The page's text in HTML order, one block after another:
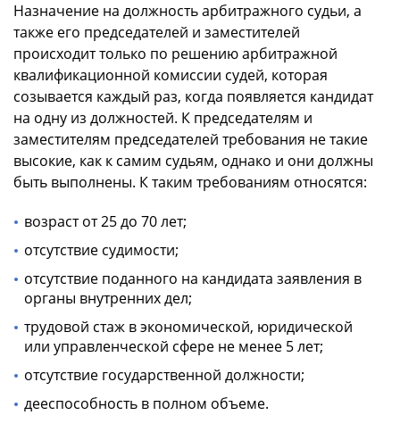
Назначение на должность арбитражного судьи, а
также его председателей и заместителей
происходит только по решению арбитражной
квалификационной комиссии судей, которая
созывается каждый раз, когда появляется кандидат
на одну из должностей. К председателям и
заместителям председателей требования не такие
высокие, как к самим судьям, однако и они должны
быть выполнены. К таким требованиям относятся:
возраст от 25 до 70 лет;
отсутствие судимости;
отсутствие поданного на кандидата заявления в
органы внутренних дел;
трудовой стаж в экономической, юридической
или управленческой сфере не менее 5 лет;
отсутствие государственной должности;
дееспособность в полном объеме.